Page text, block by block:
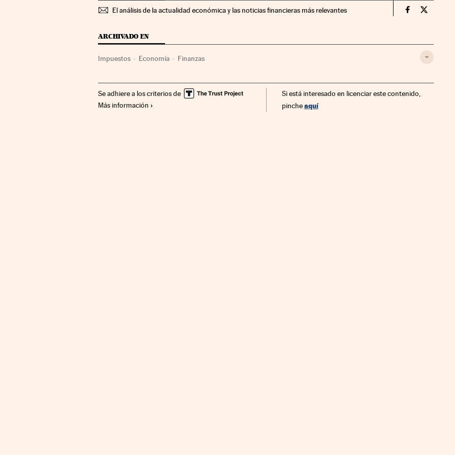
El análisis de la actualidad económica y las noticias financieras más relevantes Economia
ARCHIVADO EN
Impuestos Economía Finanzas
Se adhiere a los criterios de
Más información
Si está interesado en licenciar este contenido,
pincheaquí